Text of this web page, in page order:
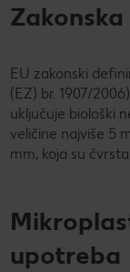
EU zakonski
(EZ) br. 1907/
uključuje biološki
veličine najviše 5
mm, koja su
upotreba